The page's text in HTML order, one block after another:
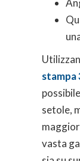
setole,
vasta